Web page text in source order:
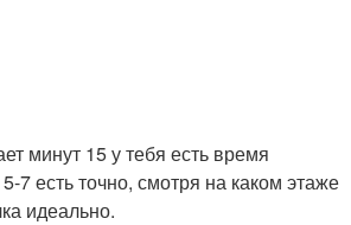
минут 15 у тебя есть время
7 есть точно, смотря на каком этаже
идеально.